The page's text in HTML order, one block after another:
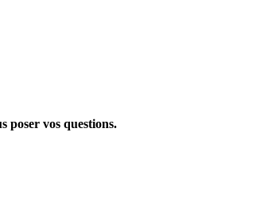
poser vos questions.